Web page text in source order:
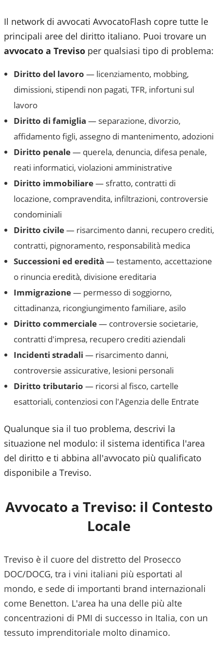
Il network di avvocati AvvocatoFlash copre tutte le
principali aree del diritto italiano. Puoi trovare un
avvocato a Treviso per qualsiasi tipo di problema:
Diritto del lavoro — licenziamento, mobbing,
dimissioni, stipendi non pagati, TFR, infortuni sul
lavoro
Diritto di famiglia — separazione, divorzio,
affidamento figli, assegno di mantenimento, adozioni
Diritto penale— querela, denuncia, difesa penale,
reati informatici, violazioni amministrative
Diritto immobiliare— sfratto, contratti di
locazione, compravendita, infiltrazioni, controversie
condominiali
Diritto civile— risarcimento danni, recupero crediti,
contratti, pignoramento, responsabilità medica
Successioni ed eredità — testamento, accettazione
o rinuncia eredità, divisione ereditaria
Immigrazione— permesso di soggiorno,
cittadinanza, ricongiungimento familiare, asilo
Diritto commerciale— controversie societarie,
contratti d'impresa, recupero crediti aziendali
Incidenti stradali — risarcimento danni,
controversie assicurative, lesioni personali
Diritto tributario — ricorsi al fisco, cartelle
esattoriali, contenziosi con l'Agenzia delle Entrate
Qualunque sia il tuo problema, descrivi la
situazione nel modulo: il sistema identifica l'area
del diritto e ti abbina all'avvocato più qualificato
disponibile a Treviso.
Avvocato a Treviso: il Contesto
Locale
Treviso è il cuore del distretto del Prosecco
DOC/DOCG, tra i vini italiani più esportati al
mondo, e sede di importanti brand internazionali
come Benetton. L'area ha una delle più alte
concentrazioni di PMI di successo in Italia, con un
tessuto imprenditoriale molto dinamico.